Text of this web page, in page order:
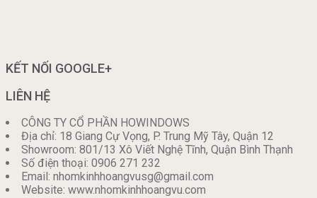
KẾT NỐI GOOGLE+
LIÊN HỆ
CÔNG TY CỔ PHẦN HOWINDOWS
Địa chỉ: 18 Giang Cự Vọng, P. Trung Mỹ Tây, Quận 12
Showroom: 801/13 Xô Viết Nghệ Tĩnh, Quận Bình Thạnh
Số điện thoại: 0906 271 232
Email: nhomkinhhoangvusg@gmail.com
Website: www.nhomkinhhoangvu.com